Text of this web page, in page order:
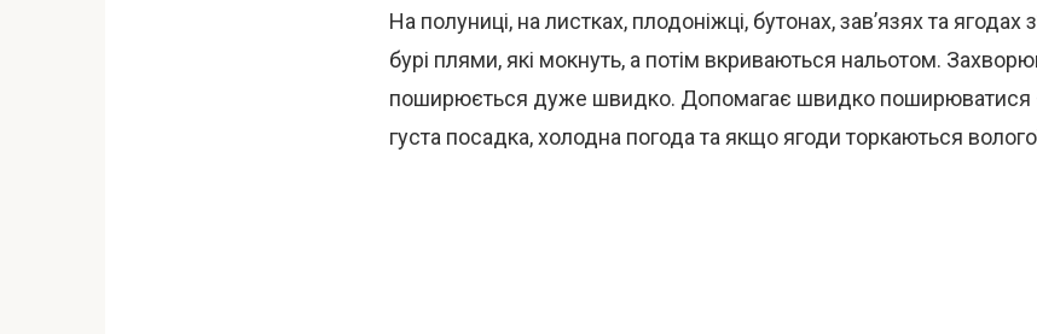
На полуниці, на листках, плодоніжці, бутонах, зав’язях та ягодах
бурі плями, які мокнуть, а потім вкриваються нальотом.
поширюється дуже швидко. Допомагає швидко поширюватися
густа посадка, холодна погода та якщо ягоди торкаються